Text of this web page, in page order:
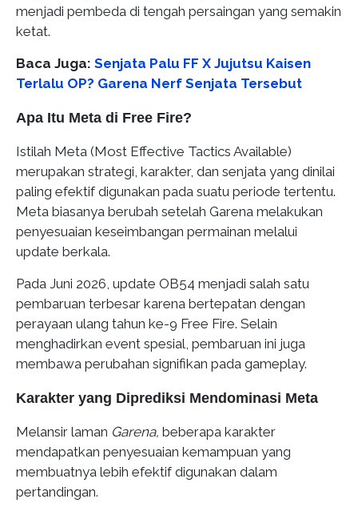
menjadi pembeda di tengah persaingan yang semakin
ketat.
Baca Juga: Senjata Palu FF X Jujutsu Kaisen
Terlalu OP? Garena Nerf Senjata Tersebut
Apa Itu Meta di Free Fire?
Istilah Meta (Most Effective Tactics Available)
merupakan strategi, karakter, dan senjata yang dinilai
paling efektif digunakan pada suatu periode tertentu.
Meta biasanya berubah setelah Garena melakukan
penyesuaian keseimbangan permainan melalui
update berkala.
Pada Juni 2026, update OB54 menjadi salah satu
pembaruan terbesar karena bertepatan dengan
perayaan ulang tahun ke-9 Free Fire. Selain
menghadirkan event spesial, pembaruan ini juga
membawa perubahan signifikan pada gameplay.
Karakter yang Diprediksi Mendominasi Meta
Melansir laman Garena, beberapa karakter
mendapatkan penyesuaian kemampuan yang
membuatnya lebih efektif digunakan dalam
pertandingan.